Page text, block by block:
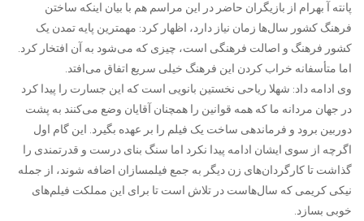
پانته آ بهرام از بازیگران حاضر در این مراسم هم با بیان اینکه ساختن
فرهنگ کشور سال‌ها زمان نیاز دارد، اظهار کرد: مهمترین پایه تمدن یک
کشور فرهنگ و اصالت فرهنگی است، چیزی که می‌شود به آن افتخار کرد.
اما متأسفانه خراب کردن این فرهنگ خیلی سریع اتفاق می‌افتد.
وی ادامه داد: شهلا ریاحی نخستین بانویی است که این جسارت را پیدا کرد
در جهان مردانه ما که همه قوانین را همچنان آقایان وضع می‌کنند به پشت
دوربین برود و فرماندهی ساخت یک فیلم را بر عهده بگیرد. این گام اول
اگرچه از سوی ایشان ادامه پیدا نکرد اما سنگ بنای درست و قدرتمندی را
گذاشت تا کارگردان‌های زن دیگر به جمع فیلمسازان اضافه شوند، از جمله
نیکی کریمی که سال‌هاست در تلاش است تا برای این مملکت فیلم‌های
خوبی بسازد.